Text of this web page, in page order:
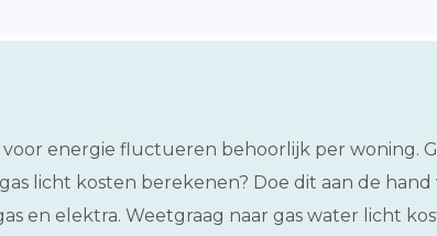
energie fluctueren behoorlijk per woning.
licht kosten berekenen? Doe dit aan de
en elektra. Weetgraag naar gas water licht